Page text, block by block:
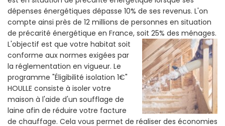
dépenses énergétiques dépasse 10% de ses revenus. L'on
compte ainsi près de 12 millions de personnes en situation
de précarité énergétique en France, soit 25% des ménages.
L'objectif est que votre habitat soit
conforme aux normes exigées par
la réglementation en vigueur. Le
programme "Éligibilité isolation 1€"
HOULLE consiste à isoler votre
maison à l'aide d'un soufflage de
laine afin de réduire votre facture
de chauffage. Cela vous permet de réaliser des économies